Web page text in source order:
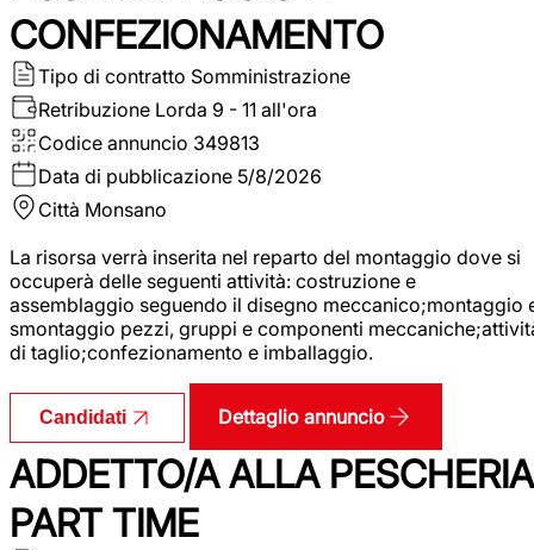
CONFEZIONAMENTO
Tipo di contratto Somministrazione
Retribuzione Lorda 9 - 11 all'ora
Codice annuncio 349813
Data di pubblicazione 5/8/2026
Città Monsano
La risorsa verrà inserita nel reparto del montaggio dove si
occuperà delle seguenti attività: costruzione e
assemblaggio seguendo il disegno meccanico;montaggio
smontaggio pezzi, gruppi e componenti
di taglio;confezionamento e imballaggio.
Candidati Dettaglio annuncio
ADDETTO/A ALLA PESCHERIA
PART TIME